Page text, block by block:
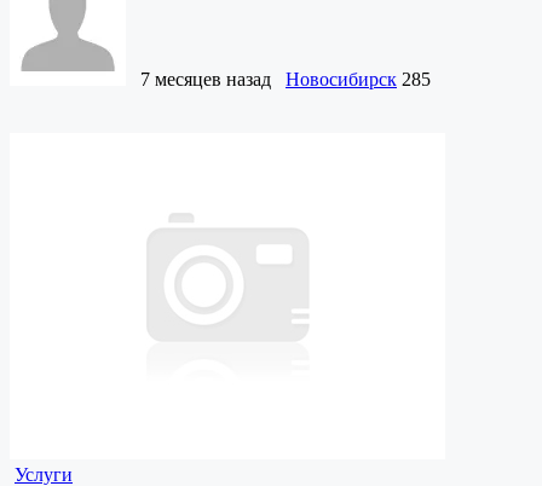
7 месяцев назад Новосибирск 285
Услуги